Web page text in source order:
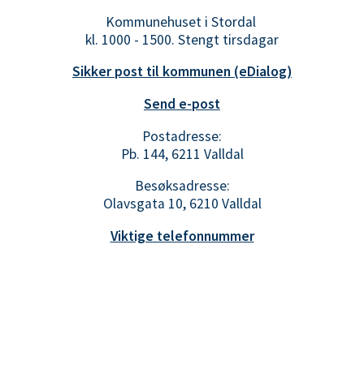
Kommunehuset i Stordal
kl. 1000 - 1500. Stengt tirsdagar
Sikker post til kommunen (eDialog)
Send e-post
Postadresse:
Pb. 144, 6211 Valldal
Besøksadresse:
Olavsgata 10, 6210 Valldal
Viktige telefonnummer